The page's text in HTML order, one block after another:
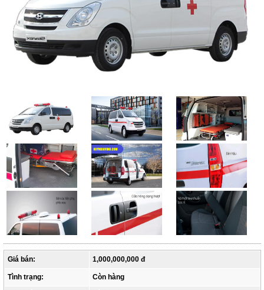
Giá bán: 1,000,000,000 đ
Tình trạng: Còn hàng